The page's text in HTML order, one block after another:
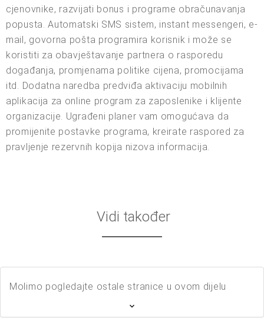
cjenovnike, razvijati bonus i programe obračunavanja
popusta. Automatski SMS sistem, instant messengeri, e-
mail, govorna pošta programira korisnik i može se
koristiti za obavještavanje partnera o rasporedu
događanja, promjenama politike cijena, promocijama
itd. Dodatna naredba predviđa aktivaciju mobilnih
aplikacija za online program za zaposlenike i klijente
organizacije. Ugrađeni planer vam omogućava da
promijenite postavke programa, kreirate raspored za
pravljenje rezervnih kopija nizova informacija.
Vidi također
Molimo pogledajte ostale stranice u ovom dijelu